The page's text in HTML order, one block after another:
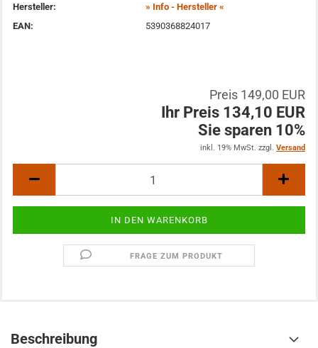
Hersteller:
» Info - Hersteller «
EAN:
5390368824017
Preis 149,00 EUR
Ihr Preis 134,10 EUR
Sie sparen 10%
inkl. 19% MwSt. zzgl. Versand
FRAGE ZUM PRODUKT
Beschreibung